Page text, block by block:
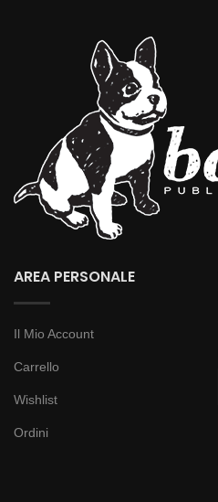
AREA PERSONALE
Il Mio Account
Carrello
Wishlist
Ordini